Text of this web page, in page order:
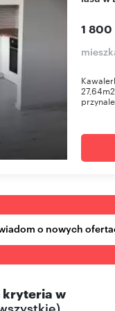
1 800
o nowych
kryteria w
)